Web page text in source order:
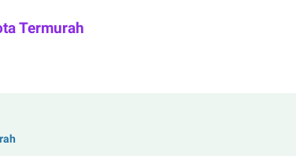
Termurah